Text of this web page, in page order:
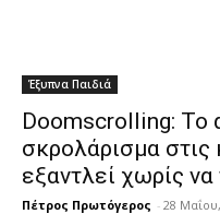
Έξυπνα Παιδιά
Doomscrolling: Το
σκρολάρισμα στις
εξαντλεί χωρίς
Πέτρος Πρωτόγερος - 28